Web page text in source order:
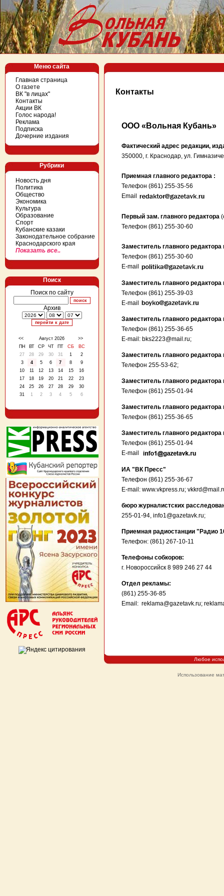
Меню сайта
Главная страница
О газете
ВК "в лицах"
Контакты
Акции ВК
Голос народа!
Реклама
Подписка
Дочерние издания
Рубрики
Новость дня
Политика
Общество
Экономика
Культура
Образование
Спорт
Кубанские казаки
Законодательное собрание
Краснодарского края
Показать все..
Поиск
Поиск по сайту
Архив
<< Август 2026
>>
ПН
ВТ СР ЧТ ПТ СБ
ВС
27
28 29 30 31 1
2
3
4 5 6 7 8
9
10
11 12 13 14 15
16
17
18 19 20 21 22
23
24
25 26 27 28 29
30
31
1 2 3 4 5 6
Контакты
ООО «Вольная Кубань»
Фактический адрес редакции,
350000, г. Краснодар, ул.
Приемная главного редактора :
Телефон (861) 255-35-56
Email
Первый зам. главного редактора
Телефон (861) 255-30-60
Заместитель главного
Телефон (861) 255-30-60
E-mail
Заместитель главного
Телефон (861) 255-39-03
E-mail
Заместитель главного
Телефон (861) 255-36-65
E-mail: bks2223@mail.ru;
Заместитель главного редактора
Телефон 255-53-62;
Заместитель главного
Телефон (861) 255-01-94
Заместитель главного
Телефон (861) 255-36-65
Заместитель главного
Телефон (861) 255-01-94
E-mail
ИА "ВК Пресс"
Телефон (861) 255-36-67
E-mail: www.vkpress.ru;
бюро журналистских
255-01-94, info1@gazetavk.ru;
Приемная радиостанции "Радио
Телефон: (861) 267-10-11
Телефоны собкоров:
г. Новороссийск 8 989 246 27 44
Отдел рекламы:
(861) 255-36-85
Email: reklama@gazetavk.ru;
Любое
Использование